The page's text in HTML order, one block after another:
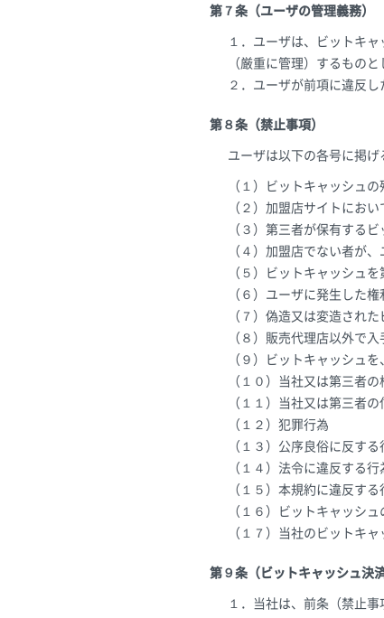
第７条（ユーザの管理義務）
１．ユーザは、ビットキ
（厳重に管理）するものと
２．ユーザが前項に違反
第８条（禁止事項）
ユーザは以下の各号に掲
（１）ビットキャッシュ
（２）加盟店サイトにお
（３）第三者が保有する
（４）加盟店でない者が
（５）ビットキャッシュ
（６）ユーザに発生した
（７）偽造又は変造され
（８）販売代理店以外で
（９）ビットキャッシュ
（１０）当社又は第三者
（１１）当社又は第三者
（１２）犯罪行為
（１３）公序良俗に反する
（１４）法令に違反する行
（１５）本規約に違反する
（１６）ビットキャッシ
（１７）当社のビットキ
第９条（ビットキャッシュ決
１．当社は、前条（禁止